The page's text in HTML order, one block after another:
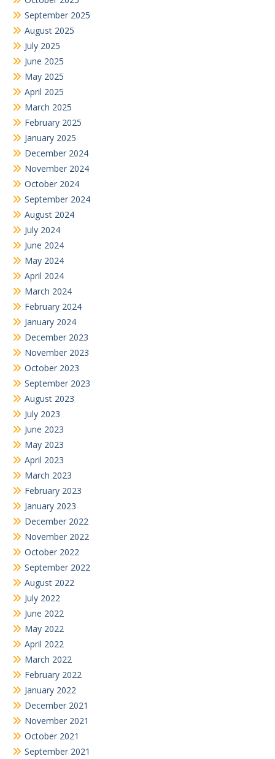
September 2025
August 2025
July 2025
June 2025
May 2025
April 2025
March 2025
February 2025
January 2025
December 2024
November 2024
October 2024
September 2024
August 2024
July 2024
June 2024
May 2024
April 2024
March 2024
February 2024
January 2024
December 2023
November 2023
October 2023
September 2023
August 2023
July 2023
June 2023
May 2023
April 2023
March 2023
February 2023
January 2023
December 2022
November 2022
October 2022
September 2022
August 2022
July 2022
June 2022
May 2022
April 2022
March 2022
February 2022
January 2022
December 2021
November 2021
October 2021
September 2021